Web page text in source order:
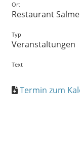
Ort
Restaurant
Typ
Veranstaltungen
Text
Termin zum